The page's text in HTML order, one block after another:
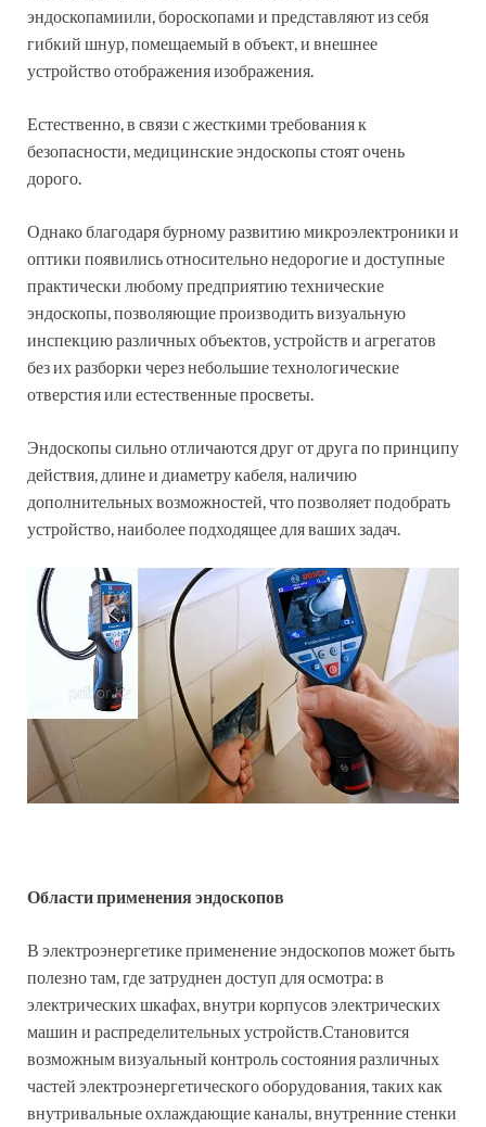
эндоскопамиили, бороскопами и представляют из себя
гибкий шнур, помещаемый в объект, и внешнее
устройство отображения изображения.
Естественно, в связи с жесткими требования к
безопасности, медицинские эндоскопы стоят очень
дорого.
Однако благодаря бурному развитию микроэлектроники и
оптики появились относительно недорогие и доступные
практически любому предприятию технические
эндоскопы, позволяющие производить визуальную
инспекцию различных объектов, устройств и агрегатов
без их разборки через небольшие технологические
отверстия или естественные просветы.
Эндоскопы сильно отличаются друг от друга по принципу
действия, длине и диаметру кабеля, наличию
дополнительных возможностей, что позволяет подобрать
устройство, наиболее подходящее для ваших задач.
Области применения эндоскопов
В электроэнергетике применение эндоскопов может быть
полезно там, где затруднен доступ для осмотра: в
электрических шкафах, внутри корпусов электрических
машин и распределительных устройств.Становится
возможным визуальный контроль состояния различных
частей электроэнергетического оборудования, таких как
внутривальные охлаждающие каналы, внутренние стенки